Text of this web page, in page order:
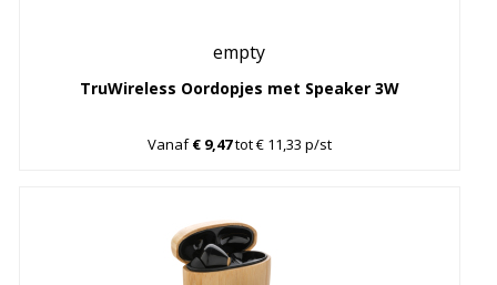
empty
TruWireless Oordopjes met Speaker 3W
Vanaf€ 9,47tot € 11,33 p/st